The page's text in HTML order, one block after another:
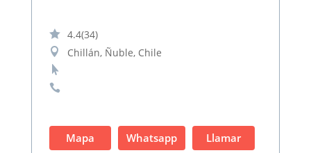
 4.4(34)
 Chillán, Ñuble, Chile


Mapa Whatsapp Llamar